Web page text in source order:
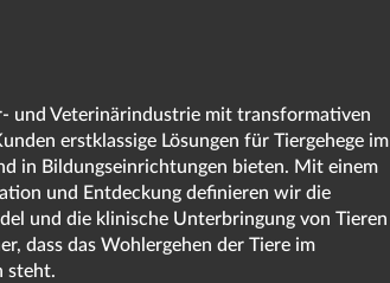
und Veterinärindustrie mit transformativen
erstklassige Lösungen für Tiergehege im
in Bildungseinrichtungen bieten. Mit einem
und Entdeckung definieren wir die
und die klinische Unterbringung von Tieren
dass das Wohlergehen der Tiere im
steht.